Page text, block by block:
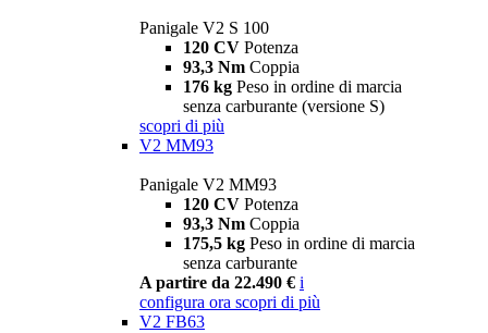
Panigale V2 S 100
120 CV Potenza
93,3 Nm Coppia
176 kg Peso in ordine di marcia
senza carburante (versione S)
scopri di più
V2 MM93
Panigale V2 MM93
120 CV Potenza
93,3 Nm Coppia
175,5 kg Peso in ordine di marcia
senza carburante
A partire da 22.490 € i
configura ora scopri di più
V2 FB63